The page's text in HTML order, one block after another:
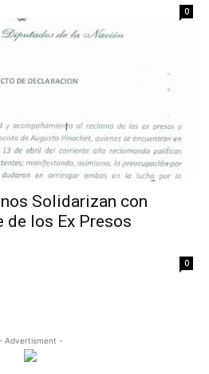
0
Solidarizan con
de los Ex Presos
0
Advertisment -